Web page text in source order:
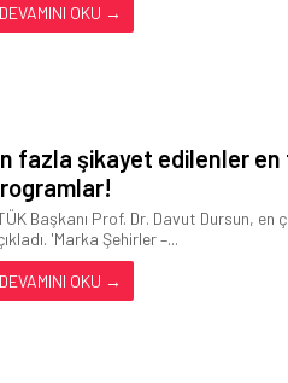
DEVAMINI OKU →
fazla şikayet edilenler
Başkanı Prof. Dr. Davut Dursun,
'Marka Şehirler –...
DEVAMINI OKU →